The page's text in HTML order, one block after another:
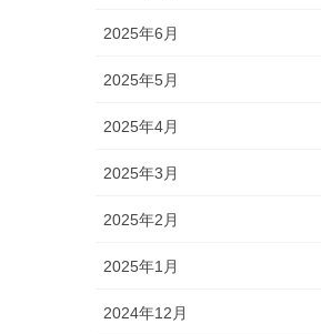
2025年6月
2025年5月
2025年4月
2025年3月
2025年2月
2025年1月
2024年12月